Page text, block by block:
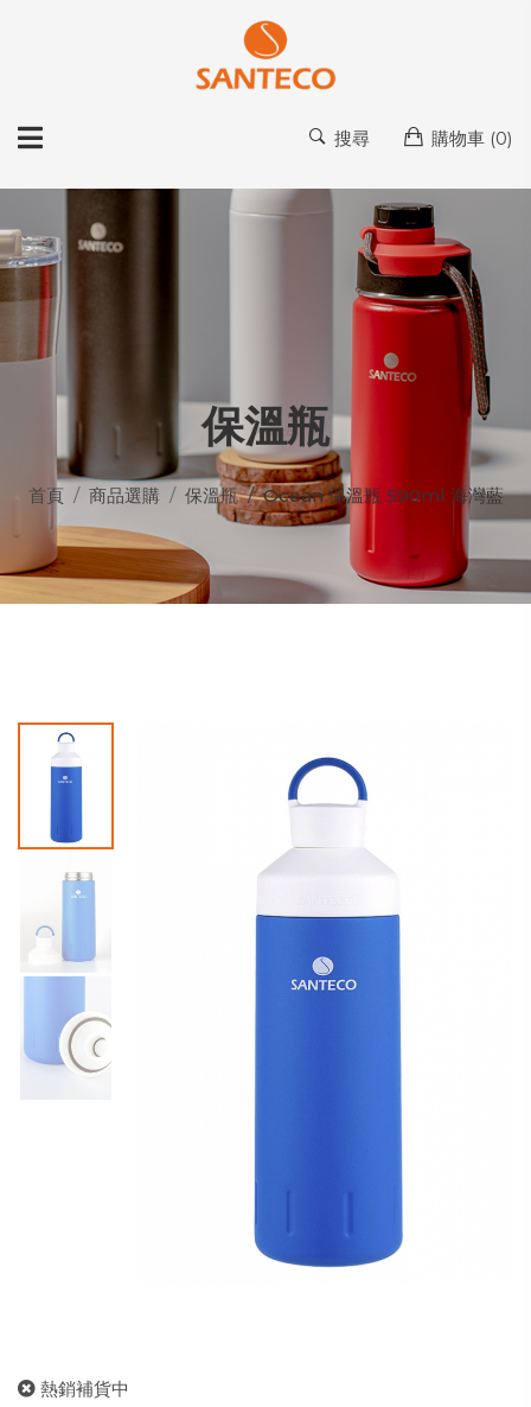
搜尋 購物車 (0)
保溫瓶
首頁 商品選購 保溫瓶 Ocean 保溫瓶 590ml 海灣藍
熱銷補貨中